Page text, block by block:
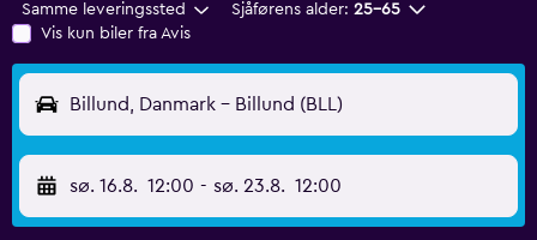
Samme leveringssted Sjåførens alder: 25–65
Vis kun biler fra Avis
Billund, Danmark - Billund (BLL)
sø. 16.8. 12:00 - sø. 23.8. 12:00